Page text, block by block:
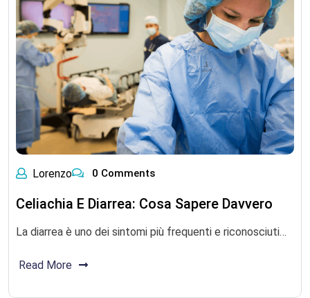
Lorenzo 0 Comments
Celiachia E Diarrea: Cosa Sapere Davvero
La diarrea è uno dei sintomi più frequenti e riconosciuti…
Read More